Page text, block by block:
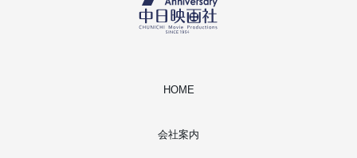
HOME
会社案内